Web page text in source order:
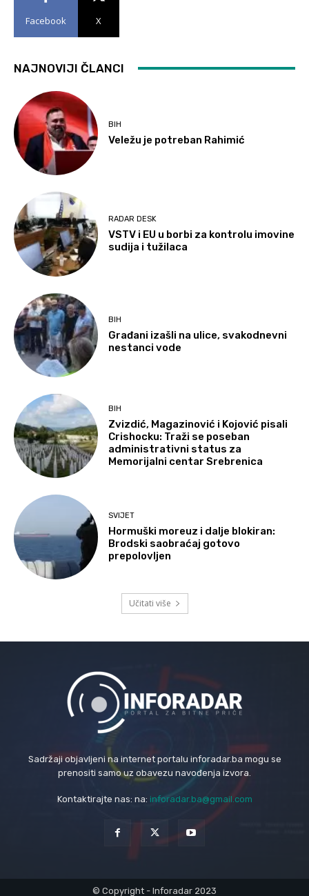
Facebook X
NAJNOVIJI ČLANCI
BIH
Veležu je potreban Rahimić
RADAR DESK
VSTV i EU u borbi za kontrolu imovine
sudija i tužilaca
BIH
Građani izašli na ulice, svakodnevni
nestanci vode
BIH
Zvizdić, Magazinović i Kojović pisali
Crishocku: Traži se poseban
administrativni status za
Memorijalni centar Srebrenica
SVIJET
Hormuški moreuz i dalje blokiran:
Brodski saobraćaj gotovo
prepolovljen
Učitati više
Sadržaji objavljeni na internet portalu inforadar.ba mogu se
prenositi samo uz obavezu navođenja izvora.
Kontaktirajte nas: na: inforadar.ba@gmail.com
© Copyright - Inforadar 2023